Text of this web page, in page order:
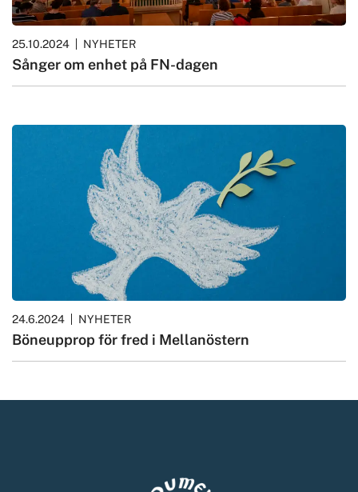
25.10.2024 NYHETER
Sånger om enhet på FN-dagen
24.6.2024 NYHETER
Böneupprop för fred i Mellanöstern